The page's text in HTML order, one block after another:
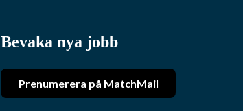
Bevaka nya jobb
Prenumerera på MatchMail